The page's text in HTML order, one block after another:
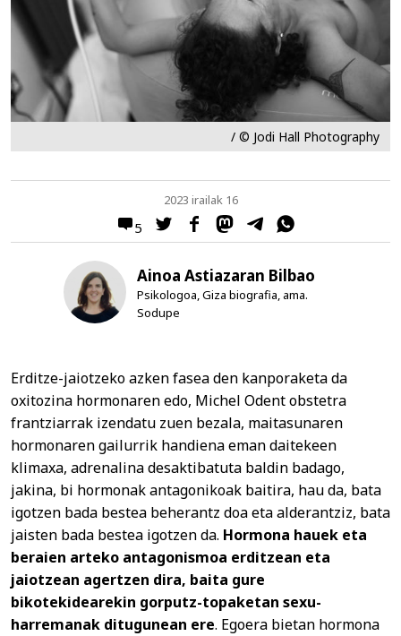
/ © Jodi Hall Photography
5
2023 irailak 16
Ainoa Astiazaran Bilbao
Psikologoa, Giza biografia, ama.
Sodupe
Erditze-jaiotzeko azken fasea den kanporaketa da
oxitozina hormonaren edo, Michel Odent obstetra
frantziarrak izendatu zuen bezala, maitasunaren
hormonaren gailurrik handiena eman daitekeen
klimaxa, adrenalina desaktibatuta baldin badago,
jakina, bi hormonak antagonikoak baitira, hau da, bata
igotzen bada bestea beherantz doa eta alderantziz, bata
jaisten bada bestea igotzen da. Hormona hauek eta
beraien arteko antagonismoa erditzean eta
jaiotzean agertzen dira, baita gure
bikotekidearekin gorputz-topaketan sexu-
harremanak ditugunean ere. Egoera bietan hormona